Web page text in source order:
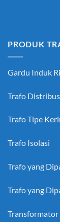
PRODUK
Gardu Induk
Trafo
Trafo Tipe
Trafo Isolasi
Trafo yang
Trafo yang
Transformator